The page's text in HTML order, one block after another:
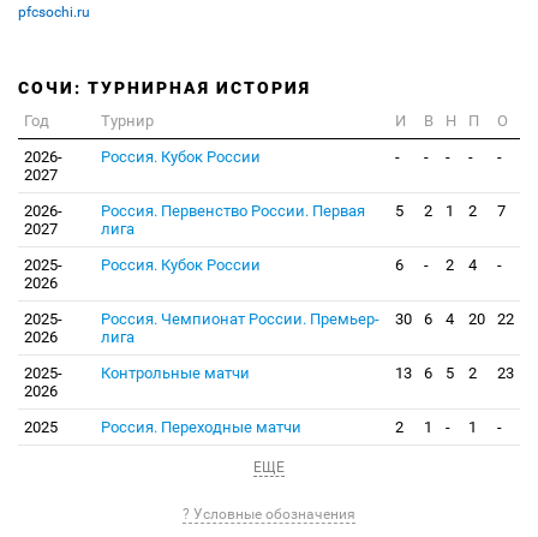
pfcsochi.ru
СОЧИ: ТУРНИРНАЯ ИСТОРИЯ
Год Турнир И В Н П
О
2026-
2027
Россия. Кубок России - - - - -
2026-
2027
Россия. Первенство России. Первая
лига
5 2 1 2 7
2025-
2026
Россия. Кубок России 6 - 2 4 -
2025-
2026
Россия. Чемпионат России. Премьер-
лига
30 6 4 20 22
2025-
2026
Контрольные матчи 13 6 5 2 23
2025 Россия. Переходные матчи 2 1 - 1 -
ЕЩЕ
? Условные обозначения